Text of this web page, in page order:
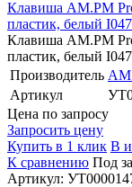
Клавиша AM.PM
пластик, белый
Клавиша AM.PM
пластик, белый
Производитель
Артикул
Цена по запросу
Запросить цену
Купить в 1 клик В
К сравнению Под
Артикул: